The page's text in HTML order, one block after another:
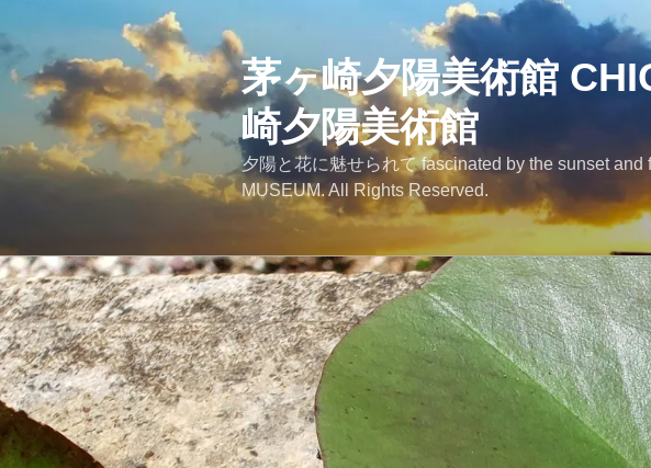
ン
テ
へ
プ
茅ヶ崎夕陽美術館
崎夕陽美術館
夕陽と花に魅せられて fascinated by the sunset
MUSEUM. All Rights Reserved.